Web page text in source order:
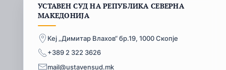
УСТАВЕН СУД НА РЕПУБЛИКА СЕВЕРНА
МАКЕДОНИЈА
Кеј „Димитар Влахов“ бр.19, 1000 Скопје
+389 2 322 3626
mail@ustavensud.mk